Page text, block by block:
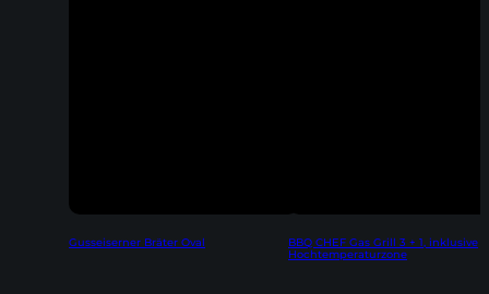
Gusseiserner Bräter Oval
BBQ CHEF Gas Grill 3 + 1, inklusive
Hochtemperaturzone